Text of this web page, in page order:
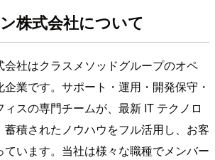
株式会社について
会社はクラスメソッドグループのオペ
業です。サポート・運用・開発保守・
スの専門チームが、最新 IT テクノロ
蓄積されたノウハウをフル活用し、お客
います。当社は様々な職種でメンバー